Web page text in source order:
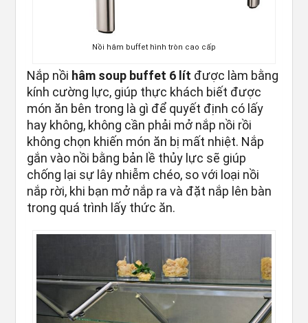
Nồi hâm buffet hình tròn cao cấp
Nắp nồi hâm soup buffet 6 lít được làm bằng
kính cường lực, giúp thực khách biết được
món ăn bên trong là gì để quyết định có lấy
hay không, không cần phải mở nắp nồi rồi
không chọn khiến món ăn bị mất nhiệt. Nắp
gắn vào nồi bằng bản lề thủy lực sẽ giúp
chống lại sự lây nhiễm chéo, so với loại nồi
nắp rời, khi bạn mở nắp ra và đặt nắp lên bàn
trong quá trình lấy thức ăn.